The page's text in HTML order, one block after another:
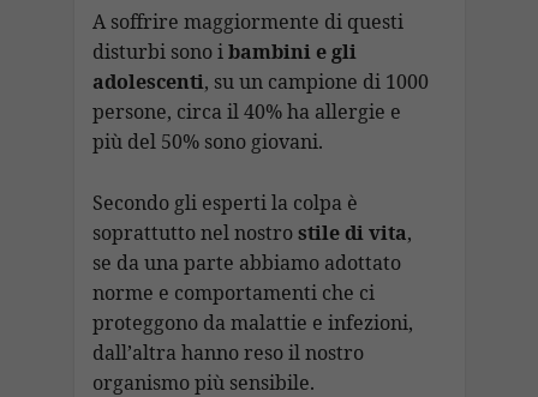
A soffrire maggiormente di questi
disturbi sono ibambini e gli
adolescenti, su un campione di 1000
persone, circa il 40% ha allergie e
più del 50% sono giovani.
Secondo gli esperti la colpa è
soprattutto nel nostrostile di vita,
se da una parte abbiamo adottato
norme e comportamenti che ci
proteggono da malattie e infezioni,
dall’altra hanno reso il nostro
organismo più sensibile.